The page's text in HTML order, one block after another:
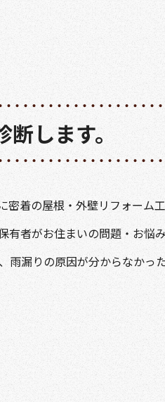
します。
密着の屋根・外壁リフォーム
有者がお住まいの問題・お悩
雨漏りの原因が分からなかっ